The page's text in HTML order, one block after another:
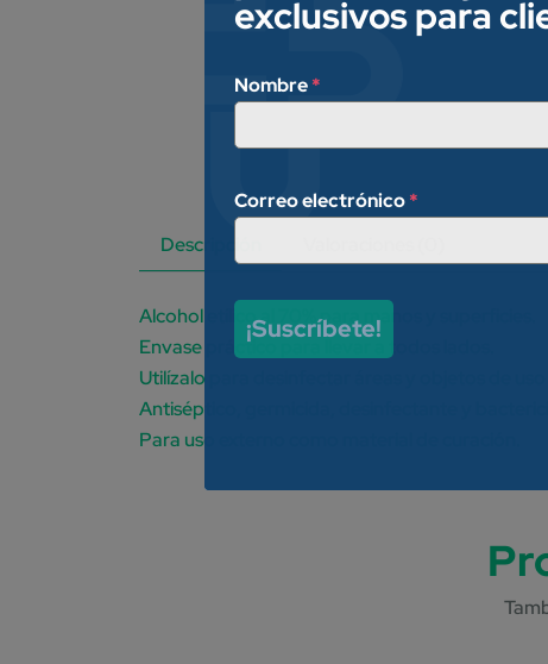
Descripción
Alcohol etílico al 70% para manos y superficies.
Envase práctico para llevar a todos lados.
Utilízalo para desinfectar áreas y objetos de uso
Antiséptico, germicida, desinfectante y
Para uso externo como material de curación.
exclusivos para
Nombre*
Correo electrónico*
¡Suscríbete!